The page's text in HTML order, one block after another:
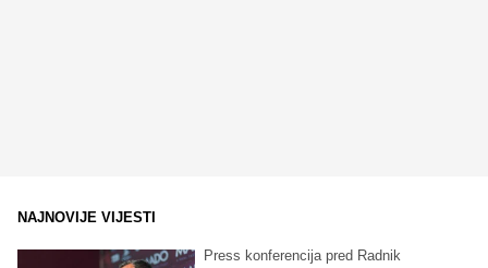
NAJNOVIJE VIJESTI
Press konferencija pred Radnik